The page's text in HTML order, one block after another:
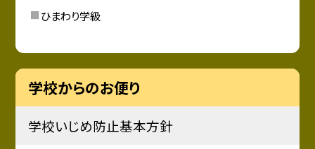
ひまわり学級
学校からのお便り
学校いじめ防止基本方針